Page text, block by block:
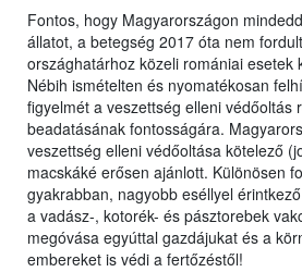
Fontos, hogy Magyarországon
állatot, a betegség 2017 óta nem
országhatárhoz közeli romániai esetek
Nébih ismételten és nyomatékosan
figyelmét a veszettség elleni védőoltás
beadatásának fontosságára.
veszettség elleni védőoltása kötelező
macskáké erősen ajánlott. Különösen
gyakrabban, nagyobb eséllyel
a vadász-, kotorék- és pásztorebek
megóvása egyúttal gazdájukat és a
embereket is védi a fertőzéstől!